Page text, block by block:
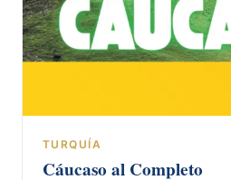
TURQUÍA
Cáucaso al Completo